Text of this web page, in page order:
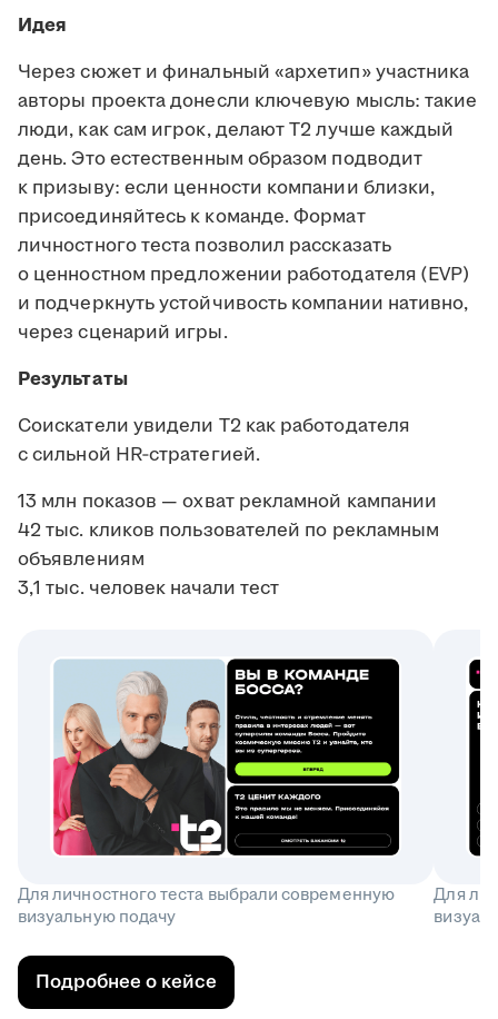
Идея
Через сюжет и финальный «архетип» участника
авторы проекта донесли ключевую мысль: такие
люди, как сам игрок, делают Т2 лучше каждый
день. Это естественным образом подводит
к призыву: если ценности компании близки,
присоединяйтесь к команде. Формат
личностного теста позволил рассказать
о ценностном предложении работодателя (EVP)
и подчеркнуть устойчивость компании нативно,
через сценарий игры.
Результаты
Соискатели увидели Т2 как работодателя
с сильной HR‑стратегией.
13 млн показов — охват рекламной кампании
42 тыс. кликов пользователей по рекламным
объявлениям
3,1 тыс. человек начали тест
Для личностного теста выбрали современную
визуальную подачу
Для
Подробнее о кейсе